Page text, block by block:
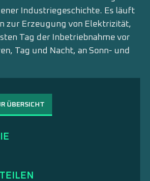
ÜBERSICHT
Industriegeschichte. Es läuft
zur Erzeugung von Elektrizität,
Tag der Inbetriebnahme vor
Tag und Nacht, an Sonn- und